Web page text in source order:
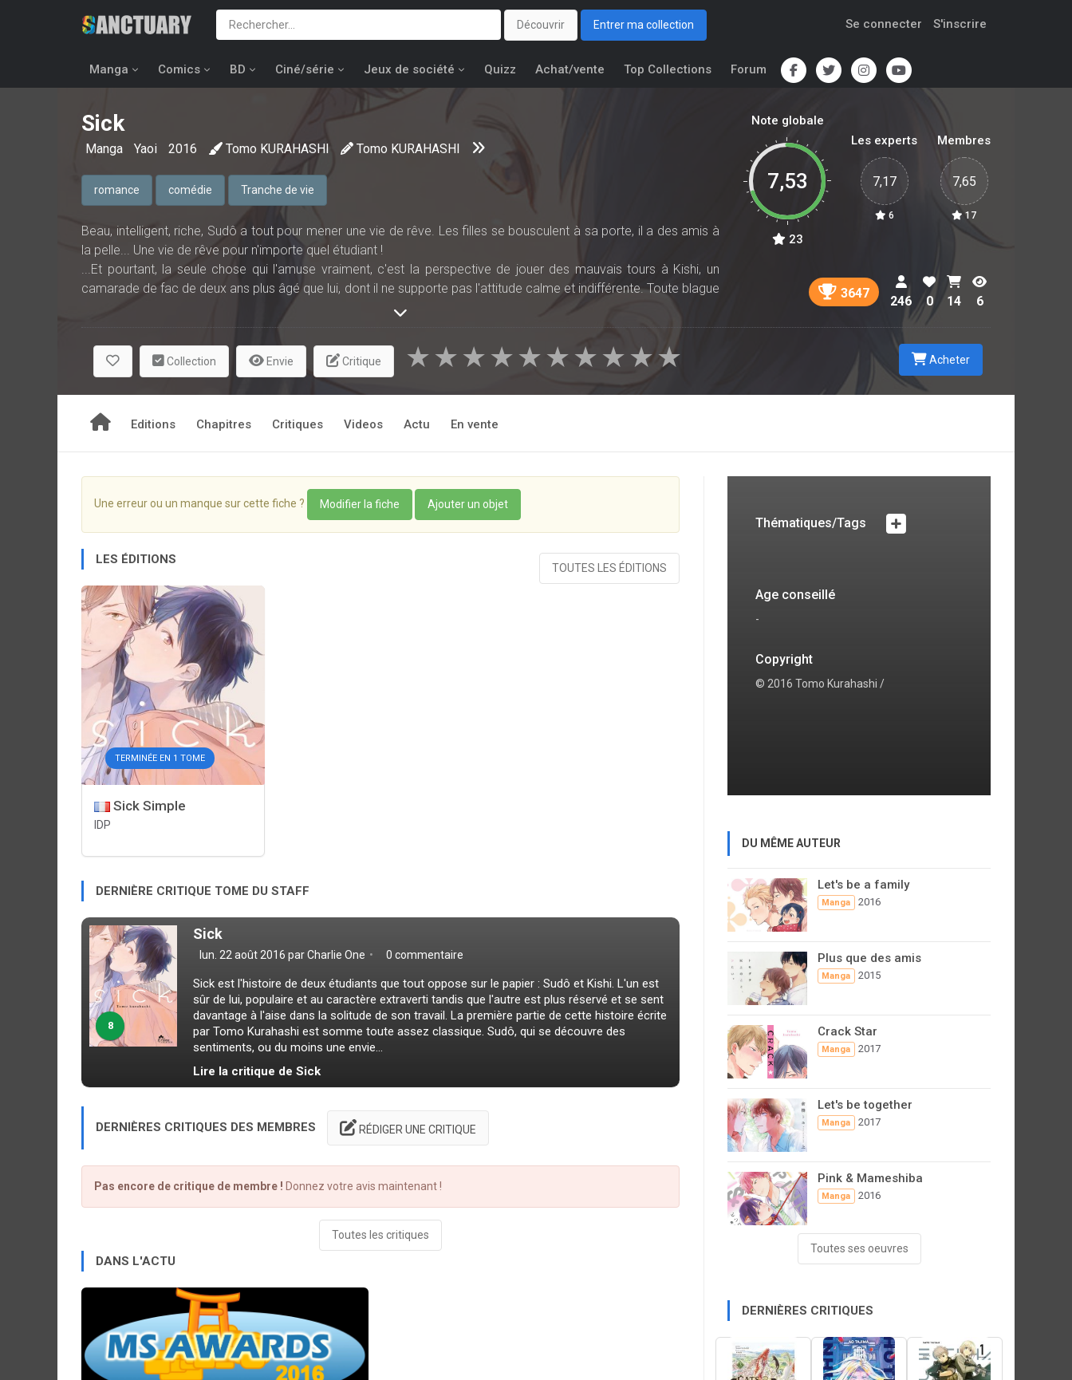
Découvrir Entrer ma collection Se connecter S'inscrire
Manga Comics BD Ciné/série Jeux de société Quizz Achat/vente Top Collections Forum
Sick
Manga Yaoi 2016 Tomo KURAHASHI Tomo KURAHASHI
romance comédie Tranche de vie
Beau, intelligent, riche, Sudô a tout pour mener une vie de rêve. Les filles se bousculent à sa porte, il a des amis à
la pelle... Une vie de rêve pour n'importe quel étudiant !
...Et pourtant, la seule chose qui l'amuse vraiment, c'est la perspective de jouer des mauvais tours à Kishi, un
camarade de fac de deux ans plus âgé que lui, dont il ne supporte pas l'attitude calme et indifférente. Toute blague
est bonne à faire si elle pousse Kishi à sortir de sa réserve habituelle... mais s'agit-il vraiment d'un jeu ?
Découvrez les graphismes délicats de Tomo Kurahashi, une auteur montante, dans une histoire captivante et
romantique entre deux étudiants que tout oppose !
Note globale
7,53
23
Les experts
7,17
6
Membres
7,65
17
3647
246 0 14 6
Collection Envie Critique ★
★
★
★
★
★
★
★
★
★ Acheter
Editions Chapitres Critiques Videos Actu En vente
Une erreur ou un manque sur cette fiche ? Modifier la fiche Ajouter un objet
LES ÉDITIONS
TOUTES LES ÉDITIONS
TERMINÉE EN 1 TOME
Sick Simple
IDP
DERNIÈRE CRITIQUE TOME DU STAFF
8
Sick
lun. 22 août 2016 parCharlie One 0 commentaire
Sick est l'histoire de deux étudiants que tout oppose sur le papier : Sudô et Kishi. L'un est
sûr de lui, populaire et au caractère extraverti tandis que l'autre est plus réservé et se sent
davantage à l'aise dans la solitude de son travail. La première partie de cette histoire écrite
par Tomo Kurahashi est somme toute assez classique. Sudô, qui se découvre des
sentiments, ou du moins une envie...
Lire la critique de Sick
DERNIÈRES CRITIQUES DES MEMBRES RÉDIGER UNE CRITIQUE
Pas encore de critique de membre ! Donnez votre avis maintenant !
Toutes les critiques
DANS L'ACTU
Thématiques/Tags
Age conseillé
-
Copyright
© 2016 Tomo Kurahashi /
DU MÊME AUTEUR
Let's be a family
Manga 2016
Plus que des amis
Manga 2015
Crack Star
Manga 2017
Let's be together
Manga 2017
Pink & Mameshiba
Manga 2016
Toutes ses oeuvres
DERNIÈRES CRITIQUES